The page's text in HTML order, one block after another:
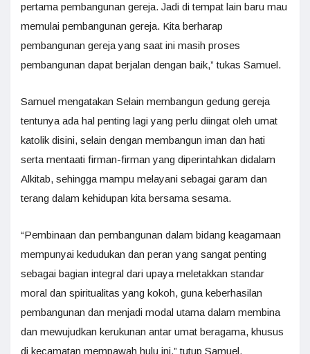
pertama pembangunan gereja. Jadi di tempat lain baru mau
memulai pembangunan gereja. Kita berharap
pembangunan gereja yang saat ini masih proses
pembangunan dapat berjalan dengan baik,” tukas Samuel.
Samuel mengatakan Selain membangun gedung gereja
tentunya ada hal penting lagi yang perlu diingat oleh umat
katolik disini, selain dengan membangun iman dan hati
serta mentaati firman-firman yang diperintahkan didalam
Alkitab, sehingga mampu melayani sebagai garam dan
terang dalam kehidupan kita bersama sesama.
“Pembinaan dan pembangunan dalam bidang keagamaan
mempunyai kedudukan dan peran yang sangat penting
sebagai bagian integral dari upaya meletakkan standar
moral dan spiritualitas yang kokoh, guna keberhasilan
pembangunan dan menjadi modal utama dalam membina
dan mewujudkan kerukunan antar umat beragama, khusus
di kecamatan mempawah hulu ini,” tutup Samuel.